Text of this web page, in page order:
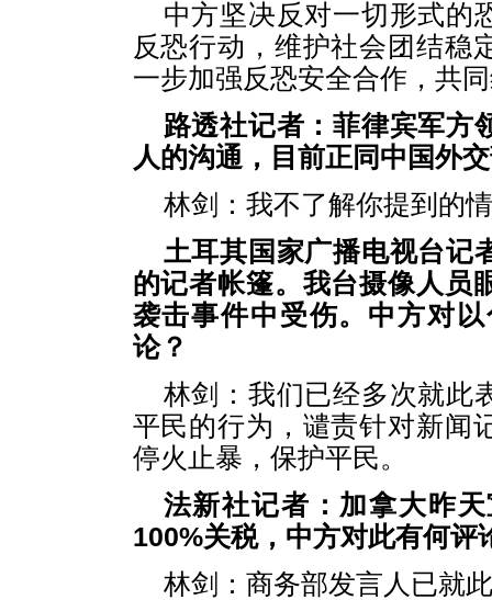
中方坚决反对一切形式的
反恐行动，维护社会团结稳
一步加强反恐安全合作，共
路透社记者：菲律宾军方
人的沟通，目前正同中国外
林剑： 我不了解你提到的
土耳其国家广播电视台记
的记者帐篷。我台摄像人员
袭击事件中受伤。中方对
论？
林剑： 我们已经多次就此
平民的行为，谴责针对新闻
停火止暴，保护平民。
法新社记者：加拿大昨
100%关税，中方对此有何评
林剑： 商务部发言人已就